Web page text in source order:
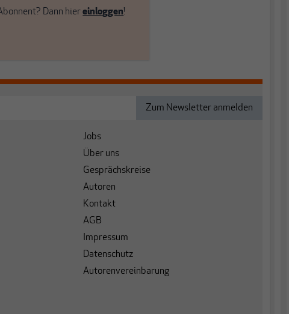
Dann hier einloggen!
Jobs
Über uns
Gesprächskreise
Autoren
Kontakt
AGB
Impressum
Datenschutz
Autorenvereinbarung